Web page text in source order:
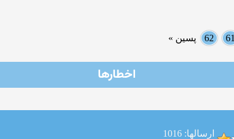
61
62 پسین »
اخطارها
ارسالها: 1016